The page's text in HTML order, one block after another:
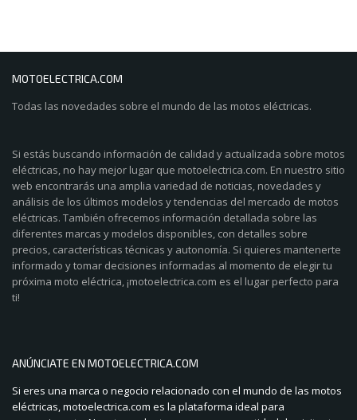
MOTOELECTRICA.COM
Todas las novedades sobre el mundo de las motos eléctricas.
Si estás buscando información de calidad y actualizada sobre motos
eléctricas, no hay mejor lugar que motoelectrica.com. En nuestro sitio
web encontrarás una amplia variedad de noticias, novedades y
análisis de los últimos modelos y tendencias del mercado de motos
eléctricas. También ofrecemos información detallada sobre las
diferentes marcas y modelos disponibles, con detalles sobre
precios, características técnicas y autonomía. Si quieres mantenerte
informado y tomar decisiones informadas al momento de elegir tu
próxima moto eléctrica, ¡motoelectrica.com es el lugar perfecto para
ti!
ANÚNCIATE EN MOTOELECTRICA.COM
Si eres una marca o negocio relacionado con el mundo de las motos
eléctricas, motoelectrica.com es la plataforma ideal para